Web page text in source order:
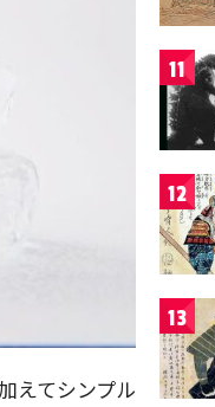
えてシンプル
11
12
13